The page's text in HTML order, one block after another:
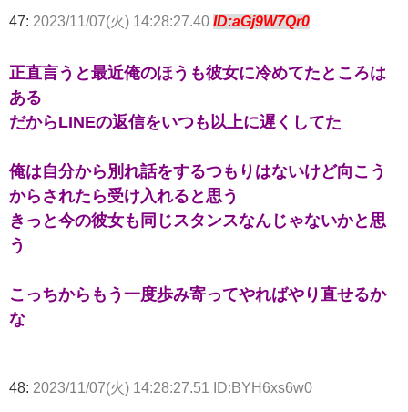
47: 2023/11/07(火) 14:28:27.40 ID:aGj9W7Qr0
正直言うと最近俺のほうも彼女に冷めてたところは
ある
だからLINEの返信をいつも以上に遅くしてた
俺は自分から別れ話をするつもりはないけど向こう
からされたら受け入れると思う
きっと今の彼女も同じスタンスなんじゃないかと思
う
こっちからもう一度歩み寄ってやればやり直せるか
な
48: 2023/11/07(火) 14:28:27.51 ID:BYH6xs6w0